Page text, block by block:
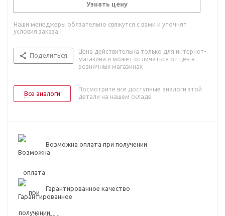
Узнать цену
Наши менеджеры обязательно свяжутся с вами и уточнят
условия заказа
Поделиться
Цена действительна только для интернет-
магазина и может отличаться от цен в
розничных магазинах
Все аналоги
Посмотрите все доступные аналоги этой
детали на нашем складе
Возможна оплата при получении
Гарантированное качество